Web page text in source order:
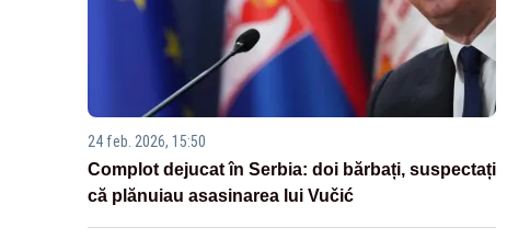
24 feb. 2026, 15:50
Complot dejucat în Serbia: doi bărbați, suspectați
că plănuiau asasinarea lui Vučić